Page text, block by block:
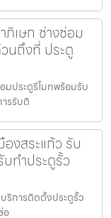
เษก ช่างซ่อม
นถึงที่ ประตู
มประตูรีโมทพร้อมรับ
รรับติ
งสระแก้ว รับ
ทำประตูรั้ว
ริการติดตั้งประตูรั้ว
อ